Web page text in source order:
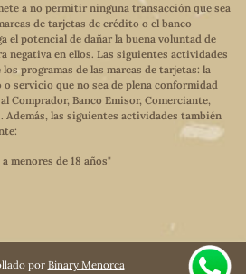
a no permitir ninguna transacción que sea
de tarjetas de crédito o el banco
el potencial de dañar la buena voluntad de
negativa en ellos. Las siguientes actividades
programas de las marcas de tarjetas: la
servicio que no sea de plena conformidad
Comprador, Banco Emisor, Comerciante,
las siguientes actividades también
menores de 18 años"
por Binary Menorca